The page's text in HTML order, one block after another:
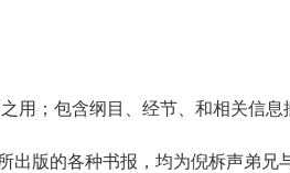
；包含纲目、经节、和相关信息
版的各种书报，均为倪柝声弟兄